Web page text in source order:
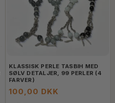
KLASSISK PERLE TASBIH MED
SØLV DETALJER, 99 PERLER (4
FARVER)
100,00 DKK